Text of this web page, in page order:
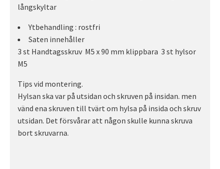
långskyltar
Ytbehandling : rostfri
Saten innehåller
3 st Handtagsskruv M5 x 90 mm klippbara 3 st hylsor
M5
Tips vid montering.
Hylsan ska var på utsidan och skruven på insidan. men
vänd ena skruven till tvärt om hylsa på insida och skruv
utsidan. Det försvårar att någon skulle kunna skruva
bort skruvarna.